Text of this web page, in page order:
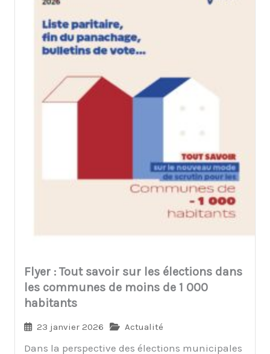
Flyer : Tout savoir sur les élections dans
les communes de moins de 1 000
habitants
23 janvier 2026 Actualité
Dans la perspective des élections municipales